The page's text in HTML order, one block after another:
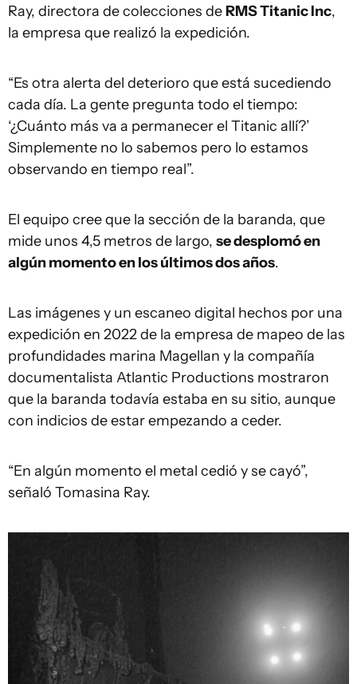
Ray, directora de colecciones deRMS Titanic Inc,
la empresa que realizó la expedición.
“Es otra alerta del deterioro que está sucediendo
cada día. La gente pregunta todo el tiempo:
‘¿Cuánto más va a permanecer el Titanic allí?’
Simplemente no lo sabemos pero lo estamos
observando en tiempo real”.
El equipo cree que la sección de la baranda, que
mide unos 4,5 metros de largo, se desplomó en
algún momento en los últimos dos años.
Las imágenes y un escaneo digital hechos por una
expedición en 2022 de la empresa de mapeo de las
profundidades marina Magellan y la compañía
documentalista Atlantic Productions mostraron
que la baranda todavía estaba en su sitio, aunque
con indicios de estar empezando a ceder.
“En algún momento el metal cedió y se cayó”,
señaló Tomasina Ray.